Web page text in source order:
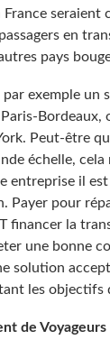
France seraient
en
pays
exemple un
Bordeaux,
Peut-être
échelle, cela
entreprise il
Payer pour
financer la
une bonne
solution
les objectifs
de